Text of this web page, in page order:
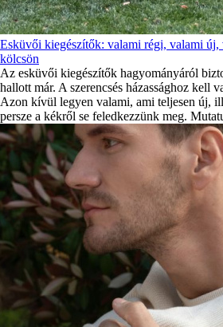
Esküvői kiegészítők: valami régi, valami új,
kölcsön
Az esküvői kiegészítők hagyományáról
hallott már. A szerencsés házassághoz kell
Azon kívül legyen valami, ami teljesen új,
persze a kékről se feledkezzünk meg.